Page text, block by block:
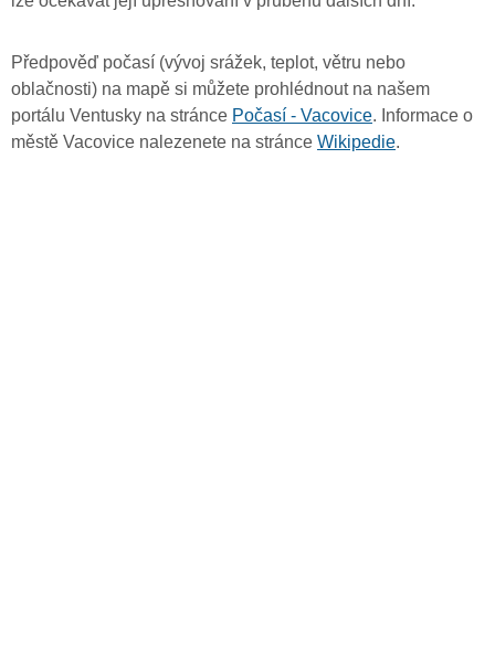
Předpověď počasí (vývoj srážek, teplot, větru nebo
oblačnosti) na mapě si můžete prohlédnout na našem
portálu Ventusky na stránce Počasí - Vacovice. Informace o
městě Vacovice nalezenete na stránce Wikipedie.